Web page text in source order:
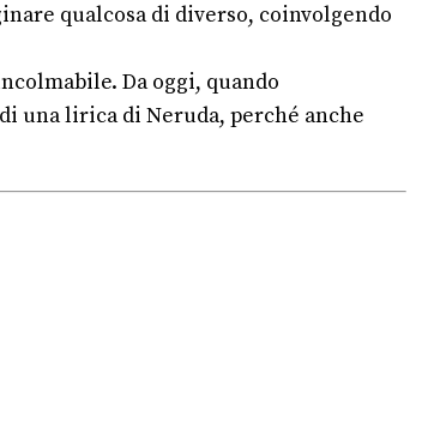
qualcosa di diverso, coinvolgendo
Da oggi, quando
una lirica di Neruda, perché anche